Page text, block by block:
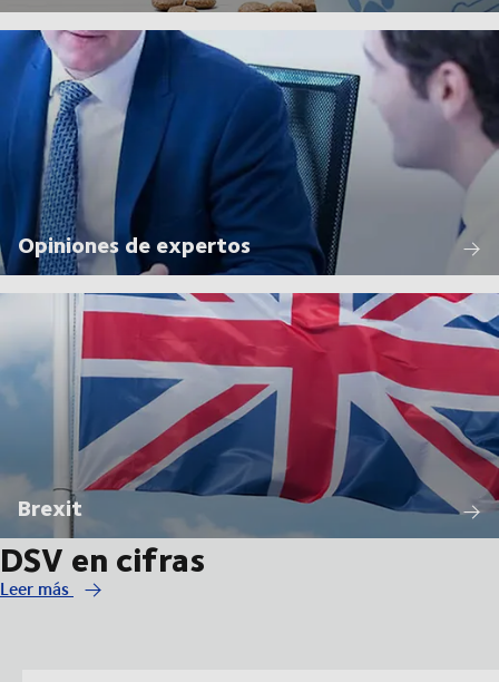
Opiniones de expertos
Brexit
DSV en cifras
Leer más